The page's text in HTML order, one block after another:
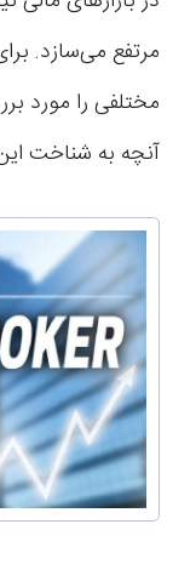
مرتفع می‌سازد.
مختلفی را مورد
آنچه به شناخت